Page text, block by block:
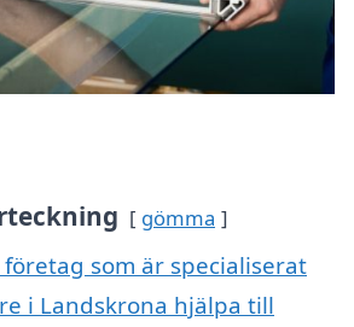
gömma
som är specialiserat
i Landskrona hjälpa till